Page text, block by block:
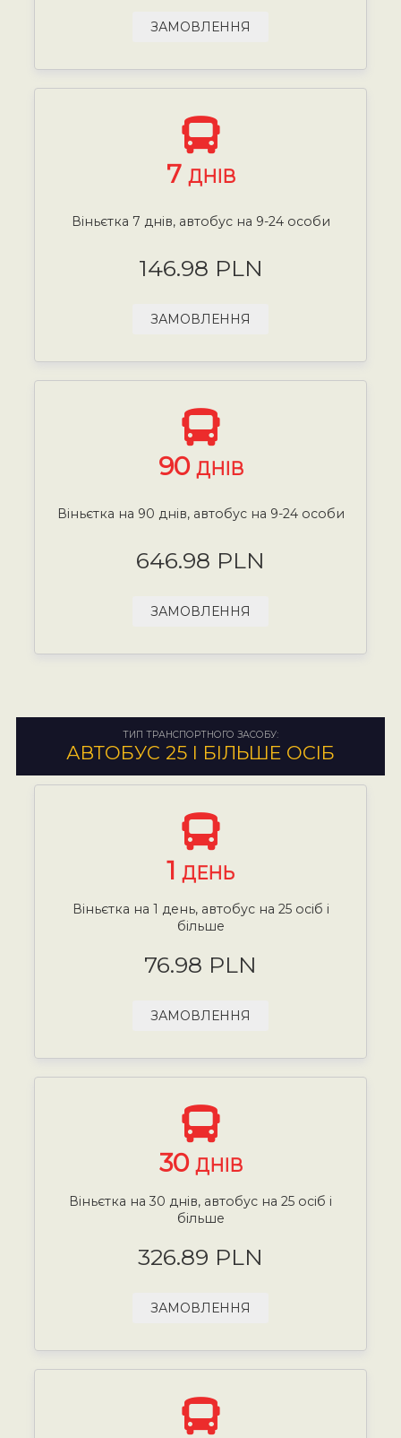
ЗАМОВЛЕННЯ
7 ДНІВ
Віньєтка 7 днів, автобус на 9-24 особи
146.98 PLN
ЗАМОВЛЕННЯ
90 ДНІВ
Віньєтка на 90 днів, автобус на 9-24 особи
646.98 PLN
ЗАМОВЛЕННЯ
ТИП ТРАНСПОРТНОГО ЗАСОБУ:
АВТОБУС 25 І БІЛЬШЕ ОСІБ
1 ДЕНЬ
Віньєтка на 1 день, автобус на 25 осіб і
більше
76.98 PLN
ЗАМОВЛЕННЯ
30 ДНІВ
Віньєтка на 30 днів, автобус на 25 осіб і
більше
326.89 PLN
ЗАМОВЛЕННЯ